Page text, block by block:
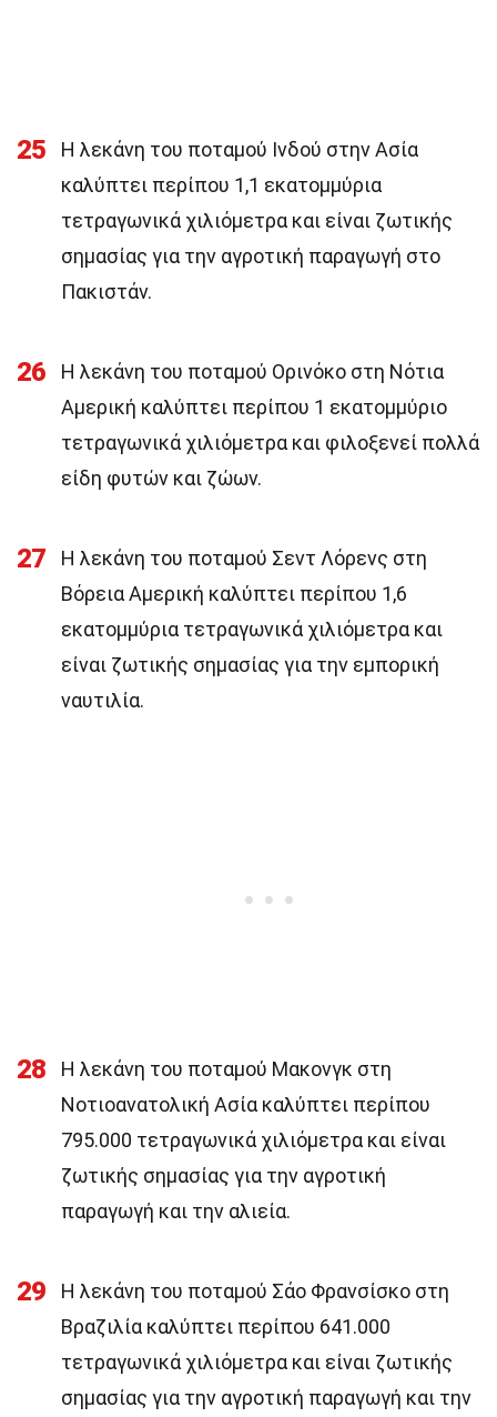
25
Η λεκάνη του ποταμού Ινδού στην Ασία
καλύπτει περίπου 1,1 εκατομμύρια
τετραγωνικά χιλιόμετρα και είναι ζωτικής
σημασίας για την αγροτική παραγωγή στο
Πακιστάν.
26
Η λεκάνη του ποταμού Ορινόκο στη Νότια
Αμερική καλύπτει περίπου 1 εκατομμύριο
τετραγωνικά χιλιόμετρα και φιλοξενεί πολλά
είδη φυτών και ζώων.
27
Η λεκάνη του ποταμού Σεντ Λόρενς στη
Βόρεια Αμερική καλύπτει περίπου 1,6
εκατομμύρια τετραγωνικά χιλιόμετρα και
είναι ζωτικής σημασίας για την εμπορική
ναυτιλία.
28
Η λεκάνη του ποταμού Μακονγκ στη
Νοτιοανατολική Ασία καλύπτει περίπου
795.000 τετραγωνικά χιλιόμετρα και είναι
ζωτικής σημασίας για την αγροτική
παραγωγή και την αλιεία.
29
Η λεκάνη του ποταμού Σάο Φρανσίσκο στη
Βραζιλία καλύπτει περίπου 641.000
τετραγωνικά χιλιόμετρα και είναι ζωτικής
σημασίας για την αγροτική παραγωγή και την